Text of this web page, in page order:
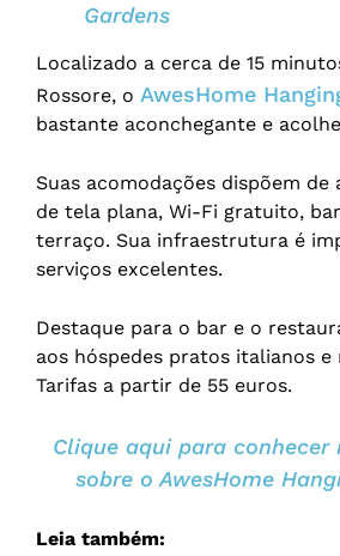
Gardens
Localizado a cerca de 15
Rossore, o AwesHome
bastante aconchegante e
Suas acomodações dispõem de
de tela plana, Wi-Fi gratuito,
terraço. Sua infraestrutura é
serviços excelentes.
Destaque para o bar e o
aos hóspedes pratos italianos e
Tarifas a partir de 55 euros.
Clique aqui para conhecer
sobre o AwesHome
Leia também: